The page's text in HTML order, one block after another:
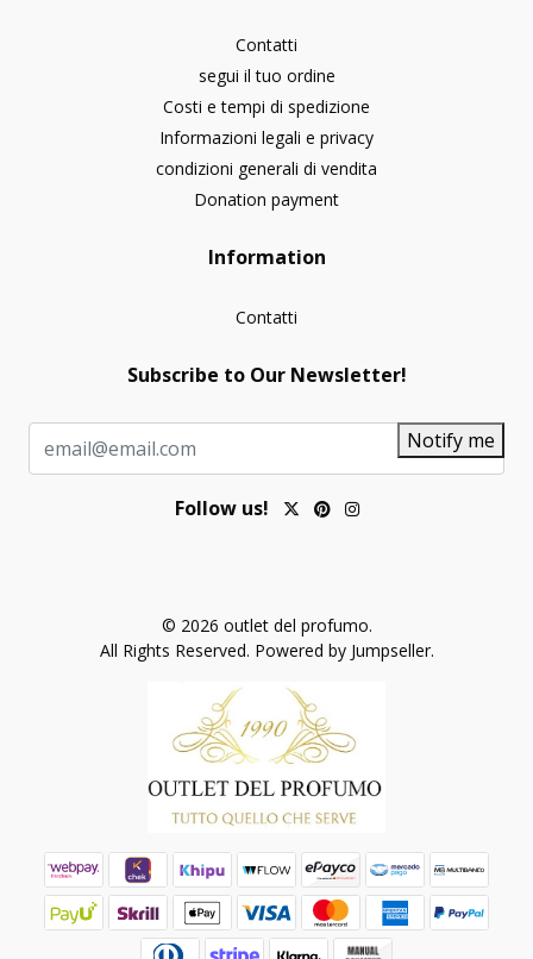
Contatti
segui il tuo ordine
Costi e tempi di spedizione
Informazioni legali e privacy
condizioni generali di vendita
Donation payment
Information
Contatti
Subscribe to Our Newsletter!
Notify me
Follow us!
© 2026 outlet del profumo.
All Rights Reserved. Powered by Jumpseller.